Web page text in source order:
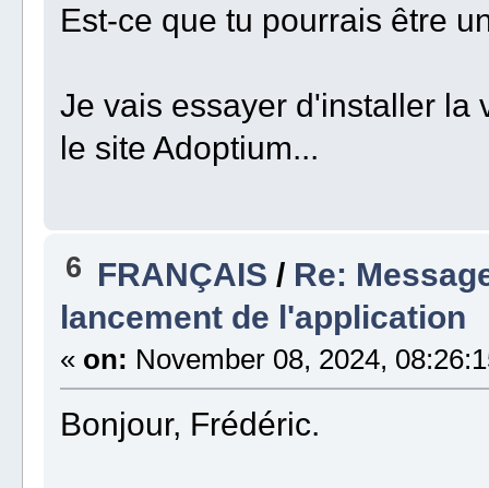
Est-ce que tu pourrais être
Je vais essayer d'installer la
le site Adoptium...
6 FRANÇAIS / Re:
lancement de l'application
« on: November 08, 2024,
Bonjour, Frédéric.